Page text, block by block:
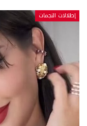
إطلالات النجمات